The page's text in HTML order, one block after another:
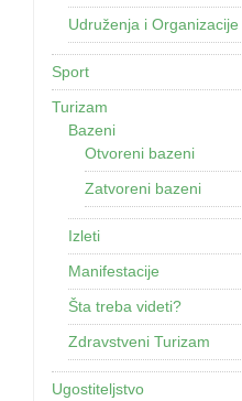
Udruženja i Organizacije
Sport
Turizam
Bazeni
Otvoreni bazeni
Zatvoreni bazeni
Izleti
Manifestacije
Šta treba videti?
Zdravstveni Turizam
Ugostiteljstvo